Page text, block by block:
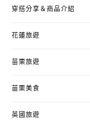
穿搭分享＆商品介紹
花蓮旅遊
苗栗旅遊
苗栗美食
英國旅遊